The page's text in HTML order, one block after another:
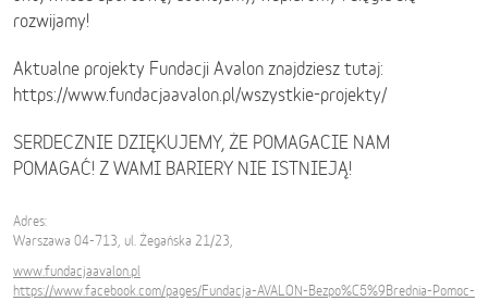
rozwijamy!
Aktualne projekty Fundacji Avalon znajdziesz tutaj:
https://www.fundacjaavalon.pl/wszystkie-projekty/
SERDECZNIE DZIĘKUJEMY, ŻE POMAGACIE NAM
POMAGAĆ! Z WAMI BARIERY NIE ISTNIEJĄ!
Adres:
Warszawa 04-713, ul. Żegańska 21/23,
www.fundacjaavalon.pl
https://www.facebook.com/pages/Fundacja-AVALON-Bezpo%C5%9Brednia-Pomoc-